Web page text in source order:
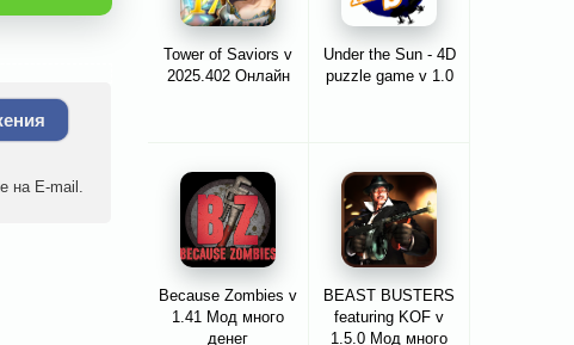
на E-mail.
Tower of Saviors v
2025.402 Онлайн
Under the Sun - 4D
puzzle game v 1.0
Because Zombies v
1.41 Мод много
денег
BEAST BUSTERS
featuring KOF v
1.5.0 Мод много